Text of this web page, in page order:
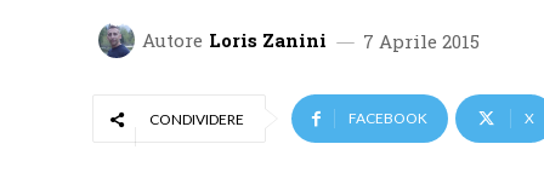
Autore Loris Zanini 7 Aprile 2015
CONDIVIDERE FACEBOOK X